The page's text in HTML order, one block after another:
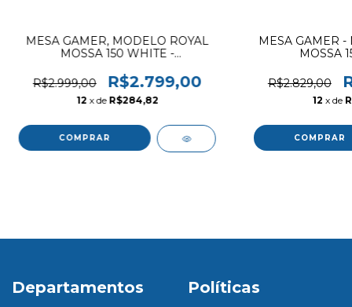
MESA GAMER, MODELO ROYAL
MOSSA 150 WHITE -
4710483776212
R$2.999,00 R$2.799,00
12 x de R$284,82
MESA GAMER -
MOSSA
R$2.829,00
12 x de
Departamentos Políticas